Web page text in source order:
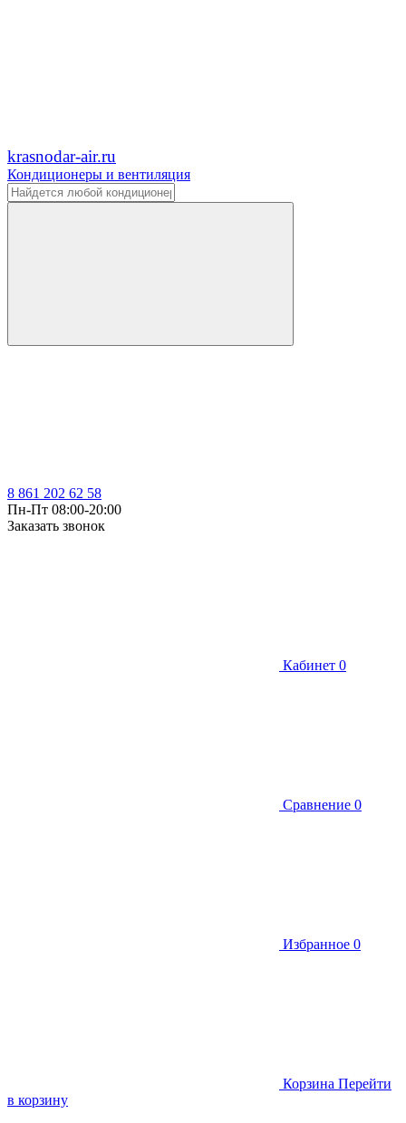
krasnodar-air.ru
Кондиционеры и вентиляция
8 861 202 62 58
Пн-Пт 08:00-20:00
Заказать звонок
Кабинет 0
Сравнение 0
Избранное 0
Корзина Перейти
в корзину